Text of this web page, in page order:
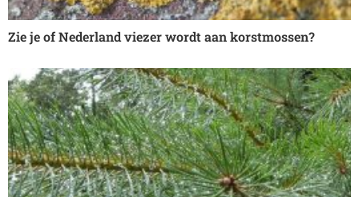
Zie je of Nederland viezer wordt aan korstmossen?